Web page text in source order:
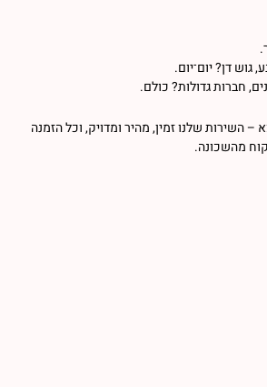
דן? יום־יום.
חברות גדולות? כולם.
שלנו זמין, מהיר ומדויק, וכל הזמנה
מהשכונה.